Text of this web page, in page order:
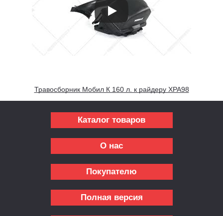
Травосборник Мобил К 160 л. к райдеру XPA98
Каталог товаров
О нас
Покупателю
Полная версия